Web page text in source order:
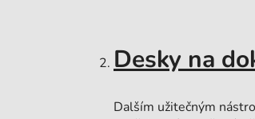
Desky na
Dalším užitečným